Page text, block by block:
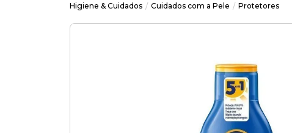
Higiene & Cuidados Cuidados com a Pele Protetores